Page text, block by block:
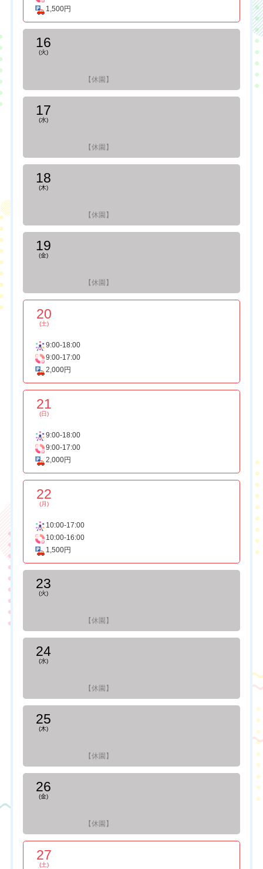
1,500円
16
(火)
【休園】
17
(水)
【休園】
18
(木)
【休園】
19
(金)
【休園】
20
(土)
9:00-18:00
9:00-17:00
2,000円
21
(日)
9:00-18:00
9:00-17:00
2,000円
22
(月)
10:00-17:00
10:00-16:00
1,500円
23
(火)
【休園】
24
(水)
【休園】
25
(木)
【休園】
26
(金)
【休園】
27
(土)